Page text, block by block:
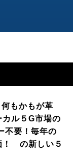
もかもが革
ル５G市場の
不要！毎年の
！ の新しい５